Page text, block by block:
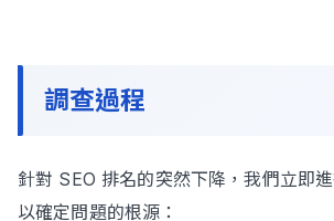
調查過程
針對 SEO 排名的突然下降，我們立即
以確定問題的根源：